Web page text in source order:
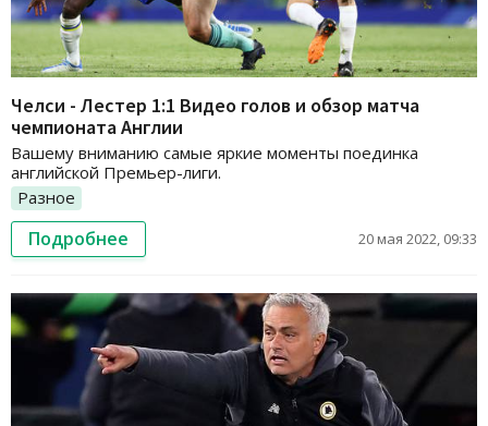
Челси - Лестер 1:1 Видео голов и обзор матча
чемпионата Англии
Вашему вниманию самые яркие моменты поединка
английской Премьер-лиги.
Разное
Подробнее 20 мая 2022, 09:33